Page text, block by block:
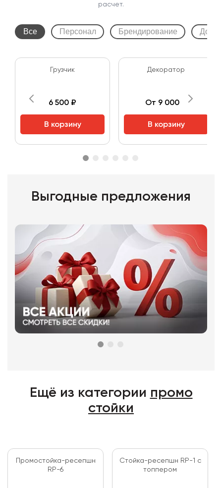
расчет.
Все Персонал Брендирование
Грузчик
6 500 ₽
В корзину
Декоратор
От 9 000 ₽
В корзину
Выгодные предложения
Ещё из категории промо
стойки
Промостойка-ресепшн
RP-6
Стойка-ресепшн RP-1 с
топпером